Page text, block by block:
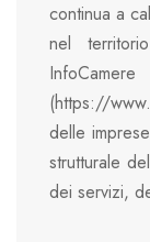
continua a
nel
InfoCamere
(https://
delle
strutturale
dei servizi,